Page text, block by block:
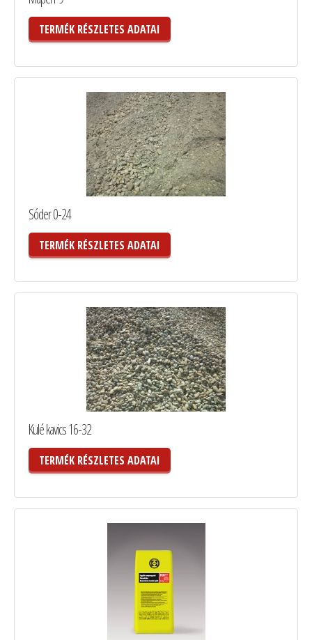
TERMÉK RÉSZLETES ADATAI
Sóder 0-24
TERMÉK RÉSZLETES ADATAI
Kulé kavics 16-32
TERMÉK RÉSZLETES ADATAI